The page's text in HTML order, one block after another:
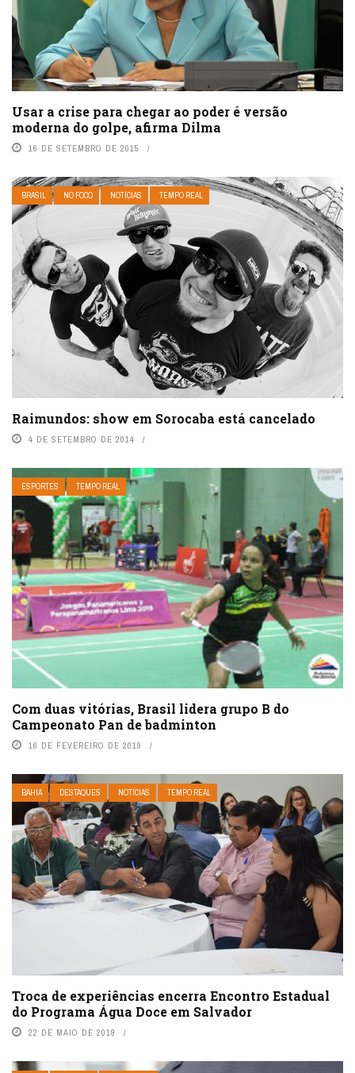
Usar a crise para chegar ao poder é versão
moderna do golpe, afirma Dilma
16 DE SETEMBRO DE 2015
BRASIL NO FOCO NOTÍCIAS TEMPO REAL
Raimundos: show em Sorocaba está cancelado
4 DE SETEMBRO DE 2014
ESPORTES TEMPO REAL
Com duas vitórias, Brasil lidera grupo B do
Campeonato Pan de badminton
16 DE FEVEREIRO DE 2019
BAHIA DESTAQUES NOTÍCIAS TEMPO REAL
Troca de experiências encerra Encontro Estadual
do Programa Água Doce em Salvador
22 DE MAIO DE 2019